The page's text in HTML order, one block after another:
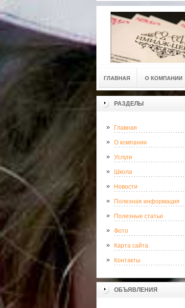
ГЛАВНАЯ О КОМПАНИИ
РАЗДЕЛЫ
Главная
О компании
Услуги
Школа
Новости
Полезная информация
Полезные статьи
Фото
Карта сайта
Контакты
ОБЪЯВЛЕНИЯ